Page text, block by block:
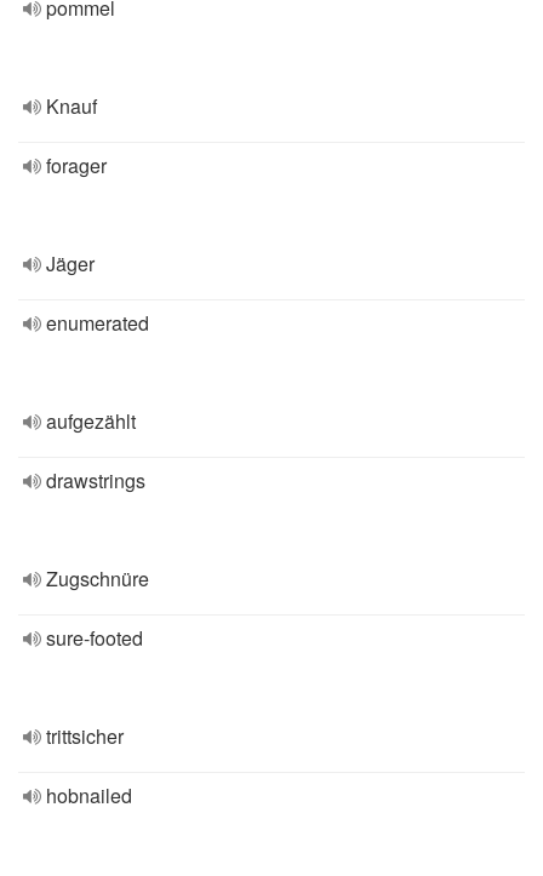
pommel
Knauf
forager
Jäger
enumerated
aufgezählt
drawstrings
Zugschnüre
sure-footed
trittsicher
hobnailed